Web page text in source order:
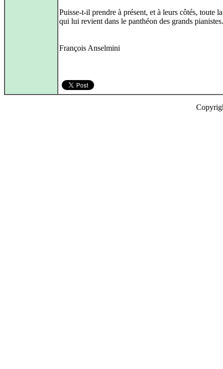
Puisse-t-il prendre à présent, et à leurs côtés, toute
qui lui revient dans le panthéon des grands pianistes.
François Anselmini